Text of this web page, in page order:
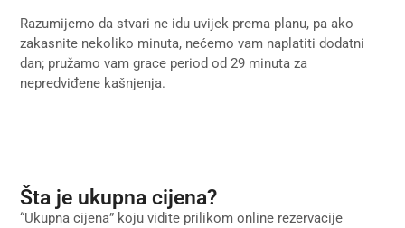
Razumijemo da stvari ne idu uvijek prema planu, pa ako
zakasnite nekoliko minuta, nećemo vam naplatiti dodatni
dan; pružamo vam grace period od 29 minuta za
nepredviđene kašnjenja.
Šta je ukupna cijena?
“Ukupna cijena” koju vidite prilikom online rezervacije